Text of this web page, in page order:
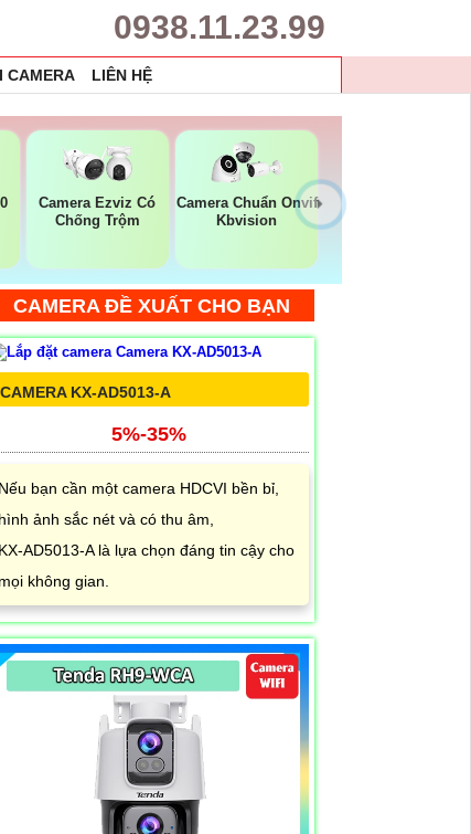
0938.11.23.99
CAMERA LIÊN HỆ
Camera Ezviz Có
Chống Trộm
Camera Chuẩn Onvif
Kbvision
CAMERA ĐỀ XUẤT CHO BẠN
CAMERA KX-AD5013-A
5%-35%
Nếu bạn cần một camera HDCVI bền bỉ,
hình ảnh sắc nét và có thu âm,
KX‑AD5013‑A là lựa chọn đáng tin cậy cho
mọi không gian.